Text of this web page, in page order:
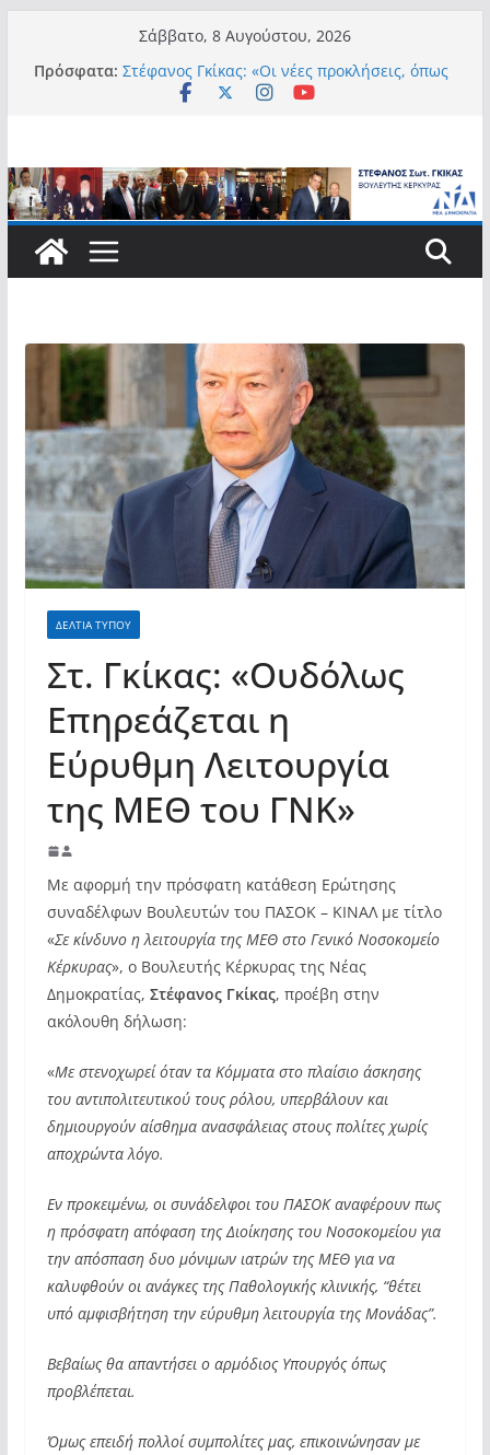
περιεχόμενο
Σάββατο, 8 Αυγούστου, 2026
Πρόσφατα: Στέφανος Γκίκας: «Οι νέες προκλήσεις, όπως
η τεχνητή νοημοσύνη, η κλιματική κρίση, η
απαντήσεις»
Στέφανος Γκίκας:
Στέφανος Γκίκας:
Στέφανος Γκίκας: «Η πρωτοβουλία “Smart
καθημερινότητάς τους»
Στέφανος Γκίκας: «Καλωσορίζω θερμά τους
911 νέους φοιτητές που επέλεξαν τα 6
Τμήματα της Κέρκυρας για τις σπουδές
τους»
ΔΕΛΤΙΑ ΤΥΠΟΥ
Στ. Γκίκας: «Ουδόλως
Επηρεάζεται η
Εύρυθμη Λειτουργία
της ΜΕΘ του ΓΝΚ»
Με αφορμή την πρόσφατη κατάθεση Ερώτησης
συναδέλφων Βουλευτών του ΠΑΣΟΚ – ΚΙΝΑΛ με τίτλο
«Σε κίνδυνο η λειτουργία της ΜΕΘ στο Γενικό Νοσοκομείο
Κέρκυρας», ο Βουλευτής Κέρκυρας της Νέας
Δημοκρατίας, Στέφανος Γκίκας, προέβη στην
ακόλουθη δήλωση:
«Με στενοχωρεί όταν τα Κόμματα στο πλαίσιο άσκησης
του αντιπολιτευτικού τους ρόλου, υπερβάλουν και
δημιουργούν αίσθημα ανασφάλειας στους πολίτες χωρίς
αποχρώντα λόγο.
Εν προκειμένω, οι συνάδελφοι του ΠΑΣΟΚ αναφέρουν πως
η πρόσφατη απόφαση της Διοίκησης του Νοσοκομείου για
την απόσπαση δυο μόνιμων ιατρών της ΜΕΘ για να
καλυφθούν οι ανάγκες της Παθολογικής κλινικής, “θέτει
υπό αμφισβήτηση την εύρυθμη λειτουργία της Μονάδας”.
Βεβαίως θα απαντήσει ο αρμόδιος Υπουργός όπως
προβλέπεται.
Όμως επειδή πολλοί συμπολίτες μας, επικοινώνησαν με